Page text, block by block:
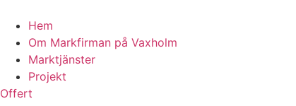
Hem
Om Markfirman på Vaxholm
Marktjänster
Projekt
Offert